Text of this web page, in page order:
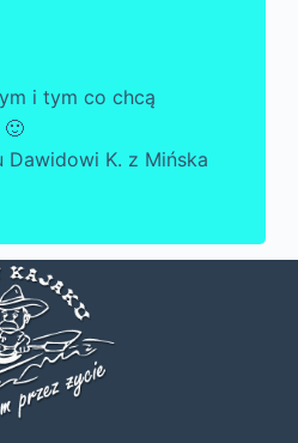
i tym co chcą
Dawidowi K. z Mińska